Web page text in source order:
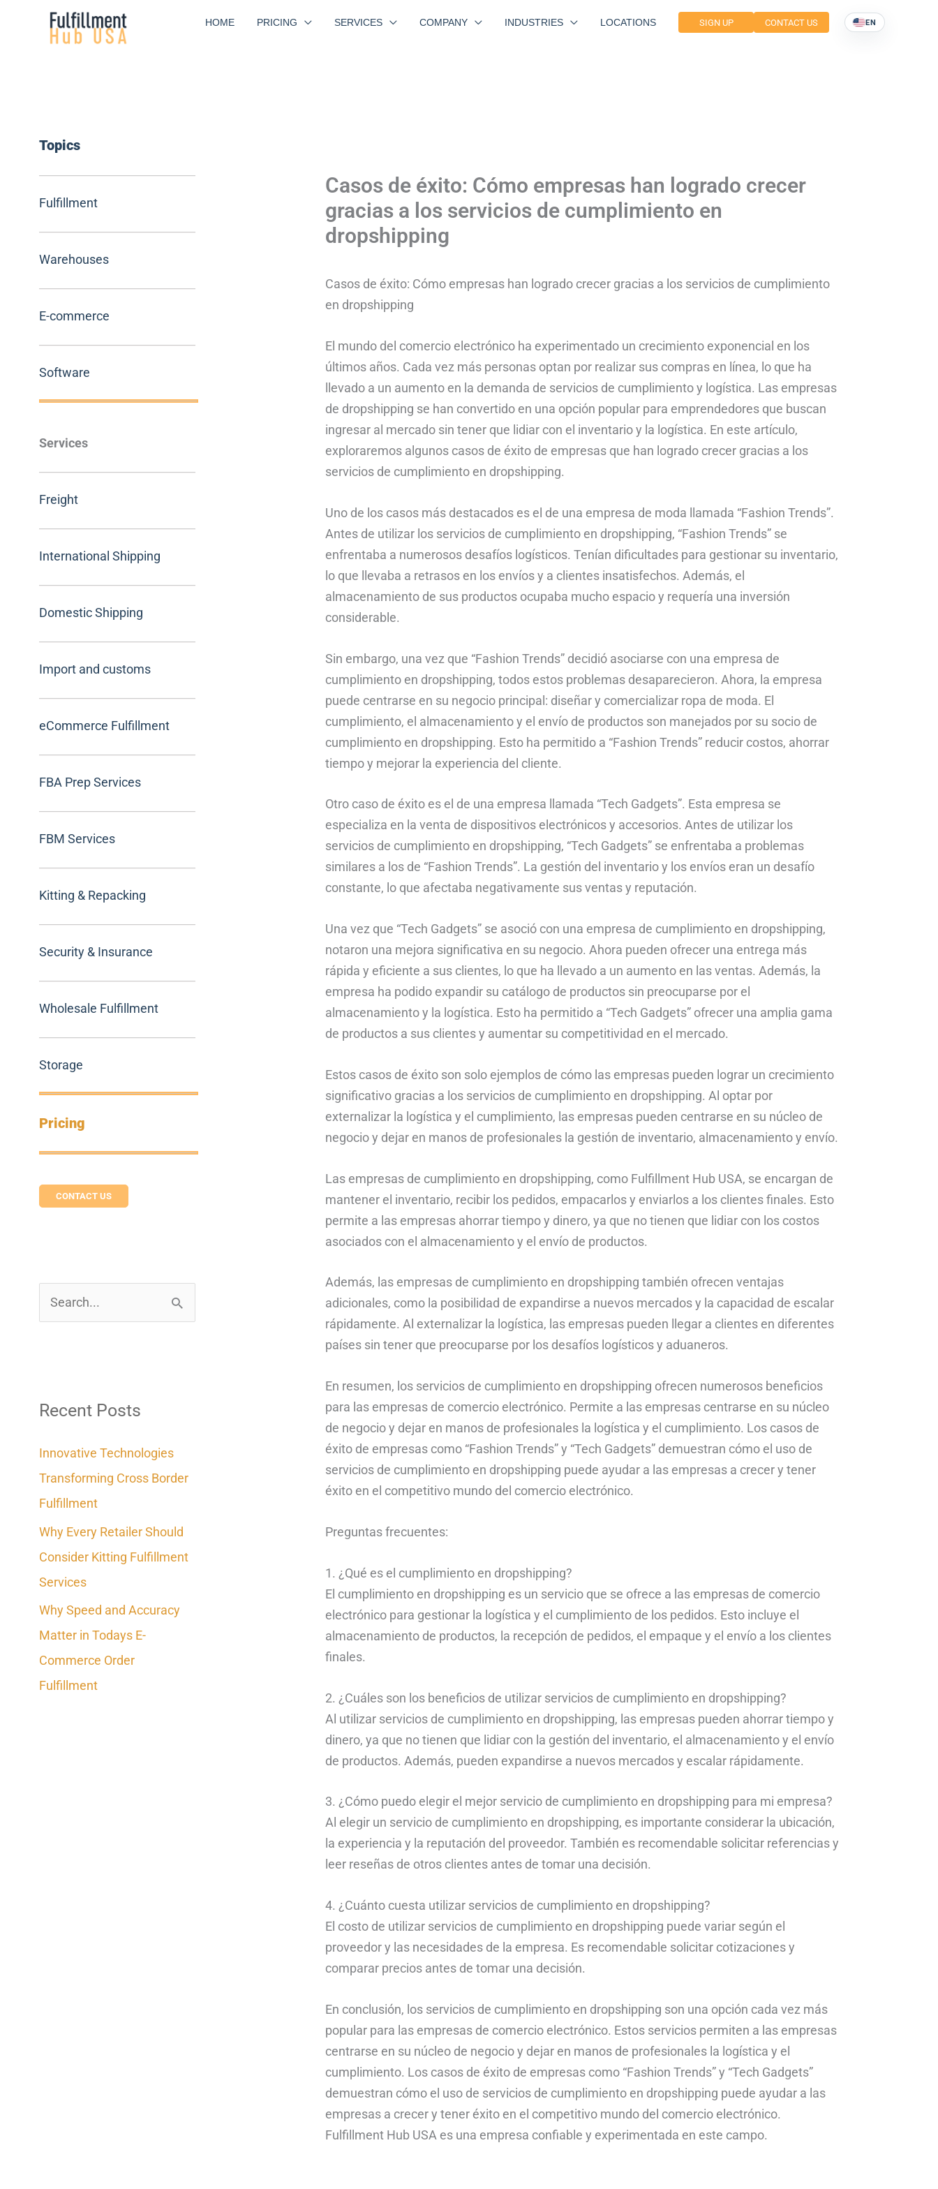
HOME PRICING SERVICES COMPANY INDUSTRIES LOCATIONS SIGN UP CONTACT US EN
Topics
Fulfillment
Warehouses
E-commerce
Software
Services
Freight
International Shipping
Domestic Shipping
Import and customs
eCommerce Fulfillment
FBA Prep Services
FBM Services
Kitting & Repacking
Security & Insurance
Wholesale Fulfillment
Storage
Pricing
CONTACT US
c
f
o
r
:
Recent Posts
Innovative Technologies
Transforming Cross Border
Fulfillment
Why Every Retailer Should
Consider Kitting Fulfillment
Services
Why Speed and Accuracy
Matter in Todays E-
Commerce Order
Fulfillment
Casos de éxito: Cómo empresas han logrado crecer
gracias a los servicios de cumplimiento en
dropshipping
Casos de éxito: Cómo empresas han logrado crecer gracias a los servicios de cumplimiento
en dropshipping
El mundo del comercio electrónico ha experimentado un crecimiento exponencial en los
últimos años. Cada vez más personas optan por realizar sus compras en línea, lo que ha
llevado a un aumento en la demanda de servicios de cumplimiento y logística. Las empresas
de dropshipping se han convertido en una opción popular para emprendedores que buscan
ingresar al mercado sin tener que lidiar con el inventario y la logística. En este artículo,
exploraremos algunos casos de éxito de empresas que han logrado crecer gracias a los
servicios de cumplimiento en dropshipping.
Uno de los casos más destacados es el de una empresa de moda llamada “Fashion Trends”.
Antes de utilizar los servicios de cumplimiento en dropshipping, “Fashion Trends” se
enfrentaba a numerosos desafíos logísticos. Tenían dificultades para gestionar su inventario,
lo que llevaba a retrasos en los envíos y a clientes insatisfechos. Además, el
almacenamiento de sus productos ocupaba mucho espacio y requería una inversión
considerable.
Sin embargo, una vez que “Fashion Trends” decidió asociarse con una empresa de
cumplimiento en dropshipping, todos estos problemas desaparecieron. Ahora, la empresa
puede centrarse en su negocio principal: diseñar y comercializar ropa de moda. El
cumplimiento, el almacenamiento y el envío de productos son manejados por su socio de
cumplimiento en dropshipping. Esto ha permitido a “Fashion Trends” reducir costos, ahorrar
tiempo y mejorar la experiencia del cliente.
Otro caso de éxito es el de una empresa llamada “Tech Gadgets”. Esta empresa se
especializa en la venta de dispositivos electrónicos y accesorios. Antes de utilizar los
servicios de cumplimiento en dropshipping, “Tech Gadgets” se enfrentaba a problemas
similares a los de “Fashion Trends”. La gestión del inventario y los envíos eran un desafío
constante, lo que afectaba negativamente sus ventas y reputación.
Una vez que “Tech Gadgets” se asoció con una empresa de cumplimiento en dropshipping,
notaron una mejora significativa en su negocio. Ahora pueden ofrecer una entrega más
rápida y eficiente a sus clientes, lo que ha llevado a un aumento en las ventas. Además, la
empresa ha podido expandir su catálogo de productos sin preocuparse por el
almacenamiento y la logística. Esto ha permitido a “Tech Gadgets” ofrecer una amplia gama
de productos a sus clientes y aumentar su competitividad en el mercado.
Estos casos de éxito son solo ejemplos de cómo las empresas pueden lograr un crecimiento
significativo gracias a los servicios de cumplimiento en dropshipping. Al optar por
externalizar la logística y el cumplimiento, las empresas pueden centrarse en su núcleo de
negocio y dejar en manos de profesionales la gestión de inventario, almacenamiento y envío.
Las empresas de cumplimiento en dropshipping, como Fulfillment Hub USA, se encargan de
mantener el inventario, recibir los pedidos, empacarlos y enviarlos a los clientes finales. Esto
permite a las empresas ahorrar tiempo y dinero, ya que no tienen que lidiar con los costos
asociados con el almacenamiento y el envío de productos.
Además, las empresas de cumplimiento en dropshipping también ofrecen ventajas
adicionales, como la posibilidad de expandirse a nuevos mercados y la capacidad de escalar
rápidamente. Al externalizar la logística, las empresas pueden llegar a clientes en diferentes
países sin tener que preocuparse por los desafíos logísticos y aduaneros.
En resumen, los servicios de cumplimiento en dropshipping ofrecen numerosos beneficios
para las empresas de comercio electrónico. Permite a las empresas centrarse en su núcleo
de negocio y dejar en manos de profesionales la logística y el cumplimiento. Los casos de
éxito de empresas como “Fashion Trends” y “Tech Gadgets” demuestran cómo el uso de
servicios de cumplimiento en dropshipping puede ayudar a las empresas a crecer y tener
éxito en el competitivo mundo del comercio electrónico.
Preguntas frecuentes:
1. ¿Qué es el cumplimiento en dropshipping?
El cumplimiento en dropshipping es un servicio que se ofrece a las empresas de comercio
electrónico para gestionar la logística y el cumplimiento de los pedidos. Esto incluye el
almacenamiento de productos, la recepción de pedidos, el empaque y el envío a los clientes
finales.
2. ¿Cuáles son los beneficios de utilizar servicios de cumplimiento en dropshipping?
Al utilizar servicios de cumplimiento en dropshipping, las empresas pueden ahorrar tiempo y
dinero, ya que no tienen que lidiar con la gestión del inventario, el almacenamiento y el envío
de productos. Además, pueden expandirse a nuevos mercados y escalar rápidamente.
3. ¿Cómo puedo elegir el mejor servicio de cumplimiento en dropshipping para mi empresa?
Al elegir un servicio de cumplimiento en dropshipping, es importante considerar la ubicación,
la experiencia y la reputación del proveedor. También es recomendable solicitar referencias y
leer reseñas de otros clientes antes de tomar una decisión.
4. ¿Cuánto cuesta utilizar servicios de cumplimiento en dropshipping?
El costo de utilizar servicios de cumplimiento en dropshipping puede variar según el
proveedor y las necesidades de la empresa. Es recomendable solicitar cotizaciones y
comparar precios antes de tomar una decisión.
En conclusión, los servicios de cumplimiento en dropshipping son una opción cada vez más
popular para las empresas de comercio electrónico. Estos servicios permiten a las empresas
centrarse en su núcleo de negocio y dejar en manos de profesionales la logística y el
cumplimiento. Los casos de éxito de empresas como “Fashion Trends” y “Tech Gadgets”
demuestran cómo el uso de servicios de cumplimiento en dropshipping puede ayudar a las
empresas a crecer y tener éxito en el competitivo mundo del comercio electrónico.
Fulfillment Hub USA es una empresa confiable y experimentada en este campo.